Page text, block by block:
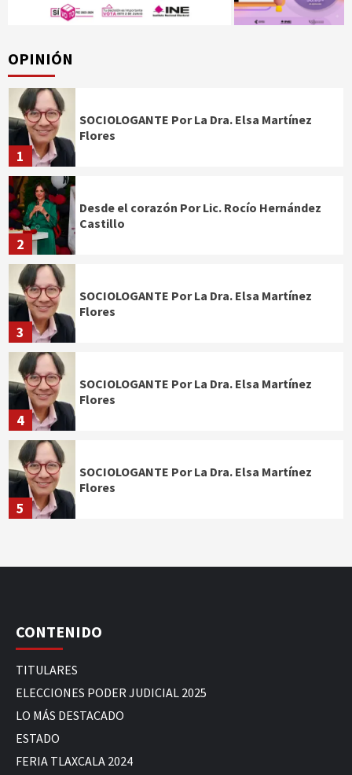
OPINIÓN
1
SOCIOLOGANTE Por La Dra. Elsa Martínez
Flores
2
Desde el corazón Por Lic. Rocío Hernández
Castillo
3
SOCIOLOGANTE Por La Dra. Elsa Martínez
Flores
4
SOCIOLOGANTE Por La Dra. Elsa Martínez
Flores
5
SOCIOLOGANTE Por La Dra. Elsa Martínez
Flores
CONTENIDO
TITULARES
ELECCIONES PODER JUDICIAL 2025
LO MÁS DESTACADO
ESTADO
FERIA TLAXCALA 2024